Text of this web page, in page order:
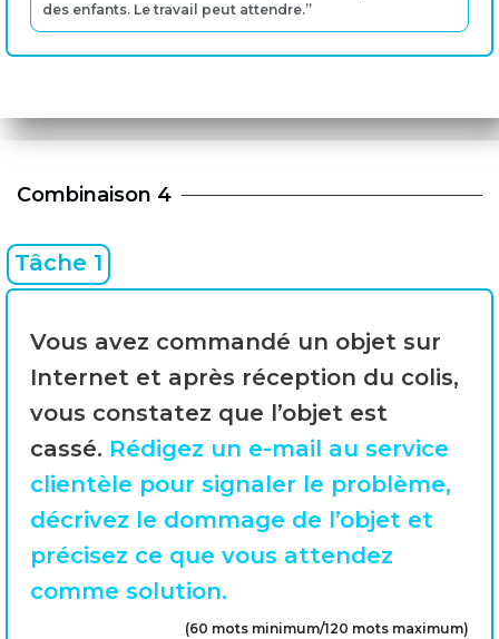
des enfants. Le travail peut attendre.”
Combinaison 4
Tâche 1
Vous avez commandé un objet sur
Internet et après réception du colis,
vous constatez que l’objet est
cassé. Rédigez un e-mail au service
clientèle pour signaler le problème,
décrivez le dommage de l’objet et
précisez ce que vous attendez
comme solution.
(60 mots minimum/120 mots maximum)